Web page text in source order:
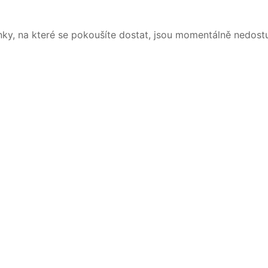
na které se pokoušíte dostat, jsou momentálně